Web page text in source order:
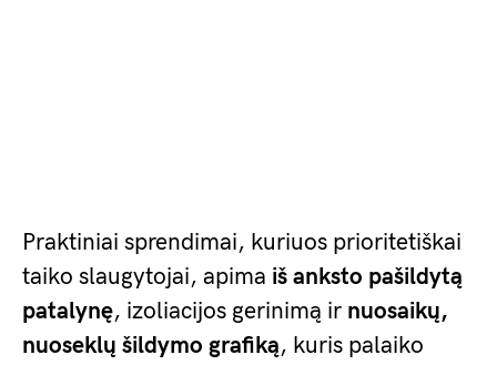
Praktiniai sprendimai, kuriuos prioritetiškai
taiko slaugytojai, apima iš anksto pašildytą
patalynę, izoliacijos gerinimą ir nuosaikų,
nuoseklų šildymo grafiką, kuris palaiko